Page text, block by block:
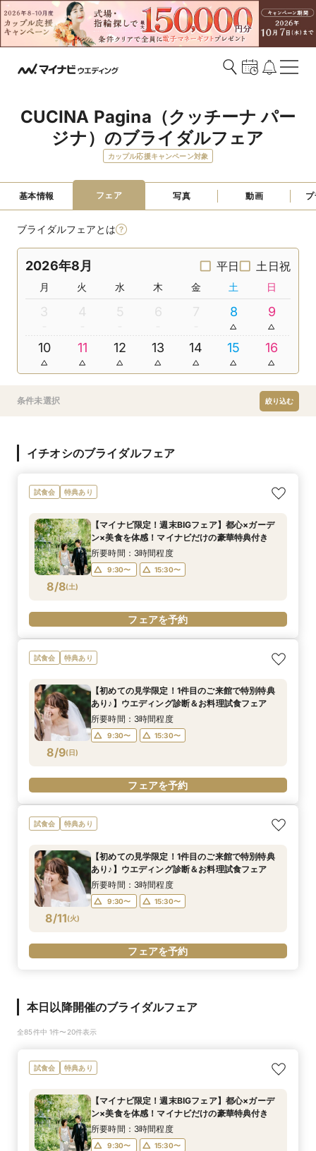
CUCINA Pagina（クッチーナ パー
ジナ）のブライダルフェア
カップル応援キャンペーン対象
基本情報 フェア 写真 動画
ブライダルフェアとは
2026年8月 平日 土日祝
月 火 水 木 金 土 日
3 4 5 6 7 8 9
10 11 12 13 14 15 16
条件未選択 絞り込む
イチオシのブライダルフェア
試食会 特典あり
8/8(土)
【マイナビ限定！週末BIGフェア】都心×ガーデ
ン×美食を体感！マイナビだけの豪華特典付き
所要時間：3時間程度
9:30〜 15:30〜
フェアを予約
試食会 特典あり
8/9(日)
【初めての見学限定！1件目のご来館で特別特典
あり♪】ウエディング診断＆お料理試食フェア
所要時間：3時間程度
9:30〜 15:30〜
フェアを予約
試食会 特典あり
8/11(火)
【初めての見学限定！1件目のご来館で特別特典
あり♪】ウエディング診断＆お料理試食フェア
所要時間：3時間程度
9:30〜 15:30〜
フェアを予約
本日以降開催のブライダルフェア
全85件中 1件〜20件表示
試食会 特典あり
【マイナビ限定！週末BIGフェア】都心×ガーデ
ン×美食を体感！マイナビだけの豪華特典付き
所要時間：3時間程度
9:30〜 15:30〜